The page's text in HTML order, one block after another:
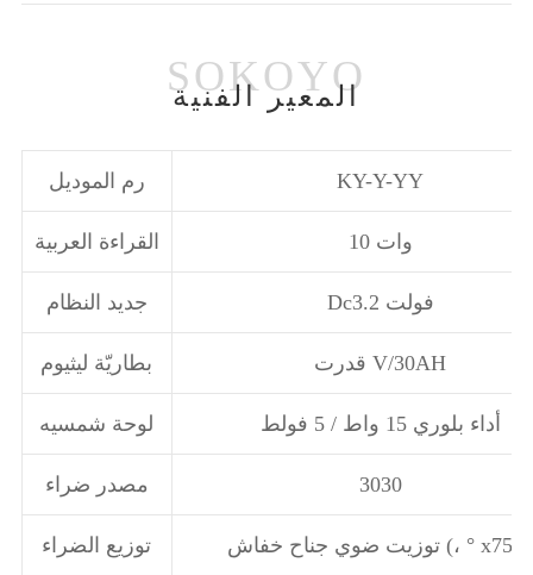
المعير الفنية
رم الموديل KY-Y-YY
القراءة العربية 10 وات
جديد النظام Dc3.2 فولت
بطاريّة ليثيوم قدرت V/30AH
لوحة شمسيه أداء بلوري 15 واط / 5 فولط
مصدر ضراء 3030
توزيع الضراء توزيت ضوي جناح خفاش (، ° x75 °)